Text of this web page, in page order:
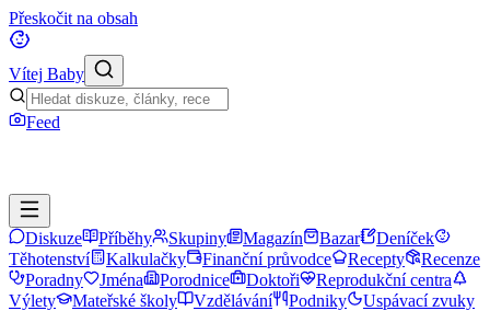
Přeskočit na obsah
Vítej Baby
Feed
Diskuze Příběhy Skupiny Magazín Bazar
Deníček
Těhotenství
Kalkulačky Finanční průvodce Recepty
Recenze
Poradny
Jména Porodnice Doktoři
Reprodukční centra
Výlety
Mateřské školy Vzdělávání Podniky
Uspávací zvuky